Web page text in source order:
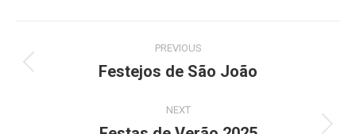
navigation
PREVIOUS
Previous
Festejos de São João
NEXT